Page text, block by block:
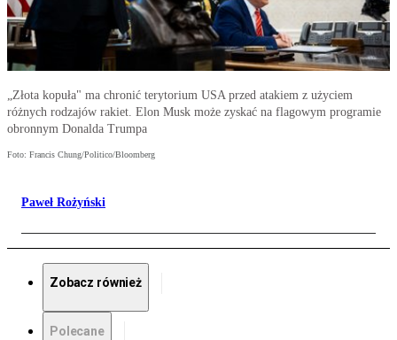
„Złota kopuła" ma chronić terytorium USA przed atakiem z użyciem
różnych rodzajów rakiet. Elon Musk może zyskać na flagowym programie
obronnym Donalda Trumpa
Foto: Francis Chung/Politico/Bloomberg
Paweł Rożyński
Zobacz również
Polecane